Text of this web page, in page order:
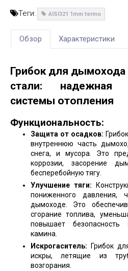
Теги: AISI321 1mm termo
Обзор Характеристики
Грибок для
стали: надежная
системы отопления
Функциональность:
Защита от осадков:
внутреннюю часть
снега, и мусора. Это
коррозии, засорение
бесперебойную тягу.
Улучшение тяги:
пониженного давления,
дымоходе. Это
сгорание топлива,
повышает безопасность
камина.
Искрогаситель: Грибок
искры, летящие из
возгорания.